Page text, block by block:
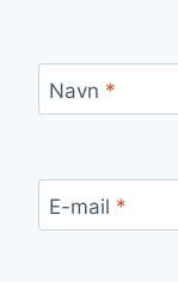
Navn *
E-mail *